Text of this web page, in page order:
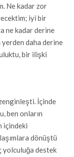
Ne kadar zor
iyi bir
ne kadar derine
daha derine
bir ilişki
İçinde
ben onların
içindeki
dönüştü
yolculuğa destek